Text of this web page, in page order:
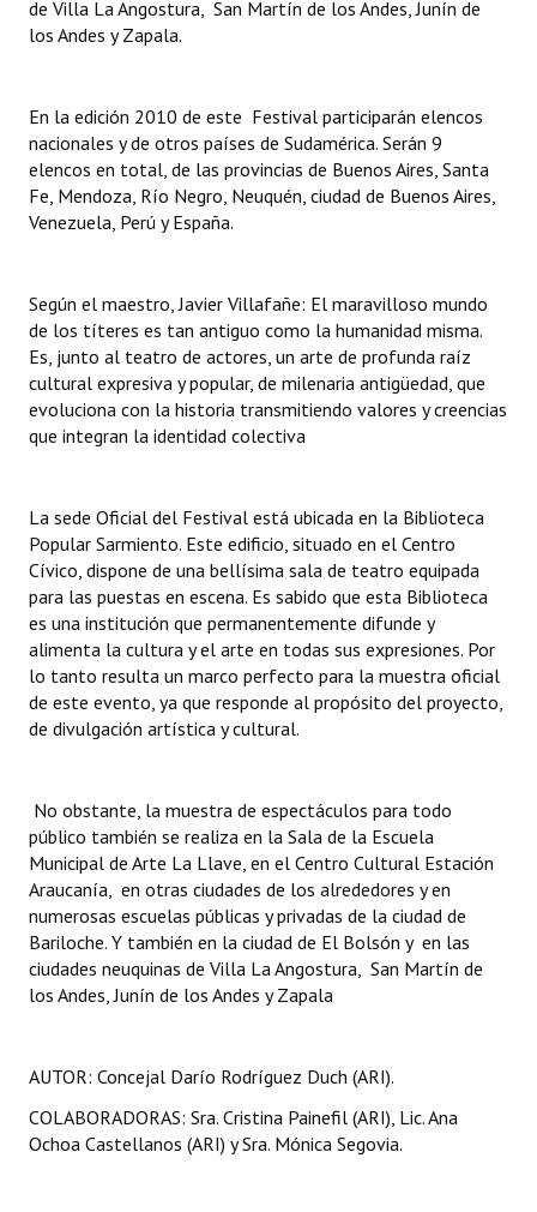
de Villa La Angostura, San Martín de los Andes, Junín de
los Andes y Zapala.
En la edición 2010 de este Festival participarán elencos
nacionales y de otros países de Sudamérica. Serán 9
elencos en total, de las provincias de Buenos Aires, Santa
Fe, Mendoza, Río Negro, Neuquén, ciudad de Buenos Aires,
Venezuela, Perú y España.
Según el maestro, Javier Villafañe: El maravilloso mundo
de los títeres es tan antiguo como la humanidad misma.
Es, junto al teatro de actores, un arte de profunda raíz
cultural expresiva y popular, de milenaria antigüedad, que
evoluciona con la historia transmitiendo valores y creencias
que integran la identidad colectiva
La sede Oficial del Festival está ubicada en la Biblioteca
Popular Sarmiento. Este edificio, situado en el Centro
Cívico, dispone de una bellísima sala de teatro equipada
para las puestas en escena. Es sabido que esta Biblioteca
es una institución que permanentemente difunde y
alimenta la cultura y el arte en todas sus expresiones. Por
lo tanto resulta un marco perfecto para la muestra oficial
de este evento, ya que responde al propósito del proyecto,
de divulgación artística y cultural.
No obstante, la muestra de espectáculos para todo
público también se realiza en la Sala de la Escuela
Municipal de Arte La Llave, en el Centro Cultural Estación
Araucanía, en otras ciudades de los alrededores y en
numerosas escuelas públicas y privadas de la ciudad de
Bariloche. Y también en la ciudad de El Bolsón y en las
ciudades neuquinas de Villa La Angostura, San Martín de
los Andes, Junín de los Andes y Zapala
AUTOR: Concejal Darío Rodríguez Duch (ARI).
COLABORADORAS: Sra. Cristina Painefil (ARI), Lic. Ana
Ochoa Castellanos (ARI) y Sra. Mónica Segovia.